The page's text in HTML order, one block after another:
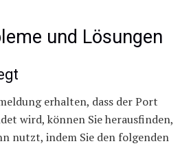
und Lösungen
erhalten, dass der Port
wird, können Sie herausfinden,
nutzt, indem Sie den folgenden